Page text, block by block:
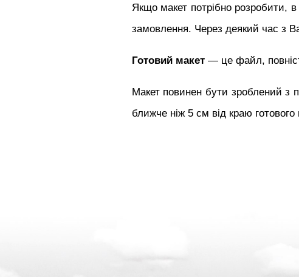
Якщо макет потрібно розробити,
замовлення. Через деякий час з
Готовий макет— це файл,
Макет повинен бути зроблений з
ближче ніж 5 см від краю